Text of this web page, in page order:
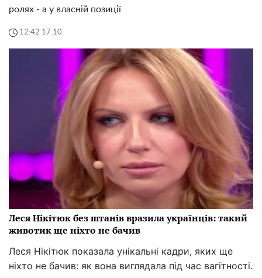
ролях - а у власній позиції
12:42 17.10
Леся Нікітюк без штанів вразила українців: такий
животик ще ніхто не бачив
Леся Нікітюк показала унікальні кадри, яких ще
ніхто не бачив: як вона виглядала під час вагітності.